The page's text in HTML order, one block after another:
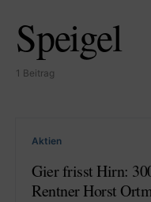
Speigel
1 Beitrag
Aktien
Gier frisst Hirn:
Rentner Horst